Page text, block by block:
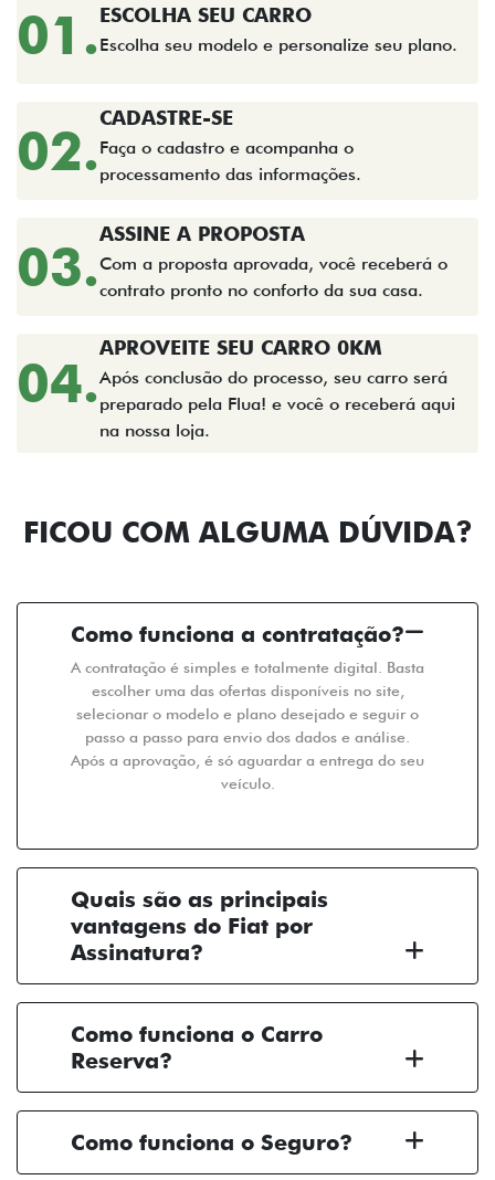
01.ESCOLHA SEU CARRO
Escolha seu modelo e personalize seu plano.
02.
CADASTRE-SE
Faça o cadastro e acompanha o
processamento das informações.
03.
ASSINE A PROPOSTA
Com a proposta aprovada, você receberá o
contrato pronto no conforto da sua casa.
04.
APROVEITE SEU CARRO 0KM
Após conclusão do processo, seu carro será
preparado pela Flua! e você o receberá aqui
na nossa loja.
FICOU COM ALGUMA DÚVIDA?
Como funciona a contratação?
A contratação é simples e totalmente digital. Basta
escolher uma das ofertas disponíveis no site,
selecionar o modelo e plano desejado e seguir o
passo a passo para envio dos dados e análise.
Após a aprovação, é só aguardar a entrega do seu
veículo.
Quais são as principais
vantagens do Fiat por
Assinatura?
Como funciona o Carro
Reserva?
Como funciona o Seguro?